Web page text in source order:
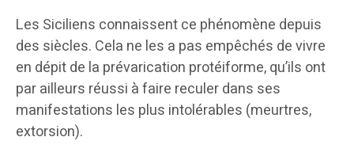
Les Siciliens connaissent ce phénomène depuis
des siècles. Cela ne les a pas empêchés de vivre
en dépit de la prévarication protéiforme, qu’ils ont
par ailleurs réussi à faire reculer dans ses
manifestations les plus intolérables (meurtres,
extorsion).